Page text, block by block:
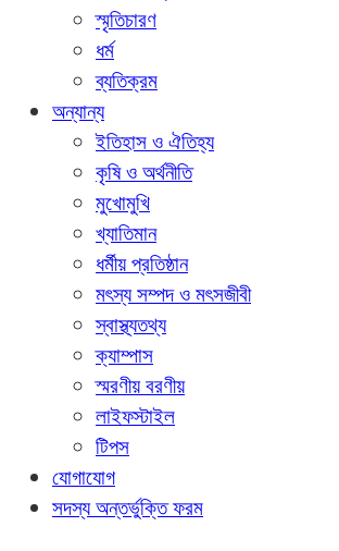
স্মৃতিচারণ
ধর্ম
ব্যতিক্রম
অন্যান্য
ইতিহাস ও ঐতিহ্য
কৃষি ও অর্থনীতি
মুখোমুখি
খ্যাতিমান
ধর্মীয় প্রতিষ্ঠান
মৎস্য সম্পদ ও মৎসজীবী
স্বাস্থ্যতথ্য
ক্যাম্পাস
স্মরণীয় বরণীয়
লাইফস্টাইল
টিপস
যোগাযোগ
সদস্য অন্তর্ভুক্তি ফরম